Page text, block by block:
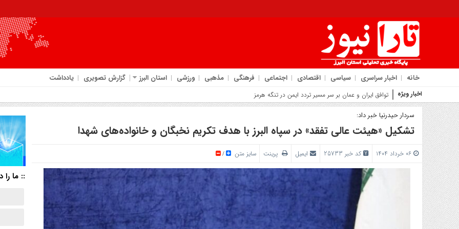
خانه اخبار سراسری سیاسی اقتصادی اجتماعی فرهنگی مذهبی ورزشی استان البرز گزارش تصویری یادداشت
اخبار ویژه روایت شهردار کم
سردار حیدرنیا خبر داد:
تشکیل «هیئت عالی تفقد» در سپاه البرز با هدف تکریم نخبگان و خانواده‌های شهدا
کد خبر 25733 ایمیل پرینت سایز متن /
:: ما را